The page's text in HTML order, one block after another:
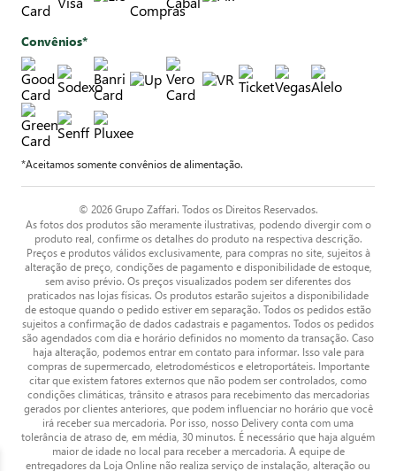
Convênios*
*Aceitamos somente convênios de alimentação.
© 2026 Grupo Zaffari. Todos os Direitos Reservados.
As fotos dos produtos são meramente ilustrativas, podendo divergir com o
produto real, confirme os detalhes do produto na respectiva descrição.
Preços e produtos válidos exclusivamente, para compras no site, sujeitos à
alteração de preço, condições de pagamento e disponibilidade de estoque,
sem aviso prévio. Os preços visualizados podem ser diferentes dos
praticados nas lojas físicas. Os produtos estarão sujeitos a disponibilidade
de estoque quando o pedido estiver em separação. Todos os pedidos estão
sujeitos a confirmação de dados cadastrais e pagamentos. Todos os pedidos
são agendados com dia e horário definidos no momento da transação. Caso
haja alteração, podemos entrar em contato para informar. Isso vale para
compras de supermercado, eletrodomésticos e eletroportáteis. Importante
citar que existem fatores externos que não podem ser controlados, como
condições climáticas, trânsito e atrasos para recebimento das mercadorias
gerados por clientes anteriores, que podem influenciar no horário que você
irá receber sua mercadoria. Por isso, nosso Delivery conta com uma
tolerância de atraso de, em média, 30 minutos. É necessário que haja alguém
maior de idade no local para receber a mercadoria. A equipe de
entregadores da Loja Online não realiza serviço de instalação, alteração ou